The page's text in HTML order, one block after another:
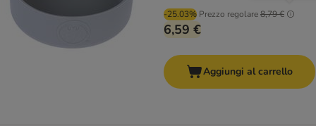
-25.03% Prezzo regolare8,79 €
6,59 €
Aggiungi al carrello